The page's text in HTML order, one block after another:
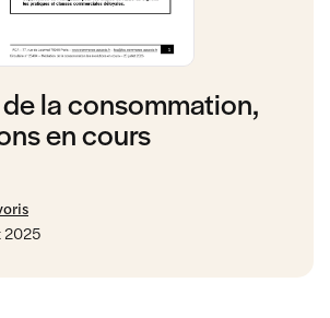
la consommation,
en cours
2025